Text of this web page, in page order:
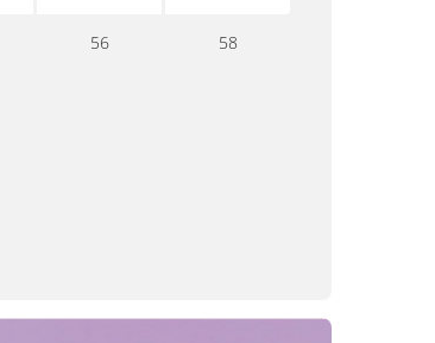
56 58